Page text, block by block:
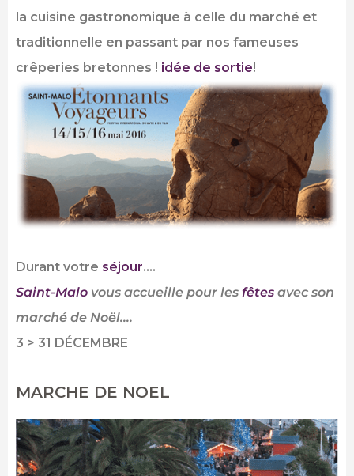
la cuisine gastronomique à celle du marché et
traditionnelle en passant par nos fameuses
crêperies bretonnes ! idée de sortie!
Durant votre séjour….
Saint-Malo vous accueille pour les fêtes avec son
marché de Noël….
3 > 31 DÉCEMBRE
MARCHE DE NOEL